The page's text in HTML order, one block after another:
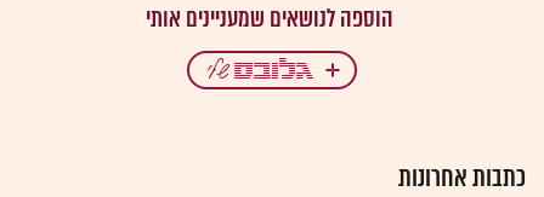
כתבות אחרונות